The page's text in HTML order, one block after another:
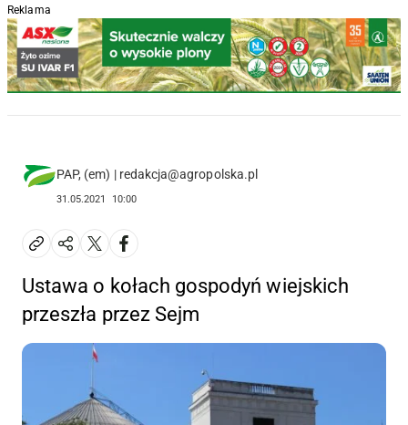
Reklama
PAP, (em) | redakcja@agropolska.pl
31.05.2021 10:00
Ustawa o kołach gospodyń wiejskich
przeszła przez Sejm